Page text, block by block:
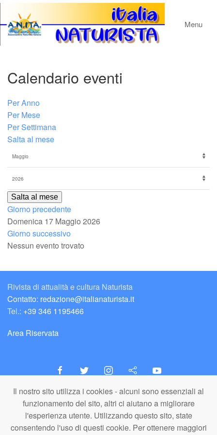
Il nostro sito utilizza i cookies - alcuni sono essenziali al
funzionamento del sito, altri ci aiutano a migliorare
l'esperienza utente. Utilizzando questo sito, state
consentendo l'uso di questi cookie. Per ottenere maggiori
Menu
Calendario eventi
Per Anno
Per Mese
Per Settimana
Salta al mese
Salta al mese
Giorno precedente
Domenica 17 Maggio 2026
Giorno successivo
Nessun evento trovato
Rivista di attualità e cultura Naturista
Contatto: redazione@italianaturista.it
Tel.: +39 346 1195466
Area Riservata
italiaNATURISTA
Editore e Redazione
A.N.ITA. Associazione Naturista Italiana (APS)
C.F. 80203710159